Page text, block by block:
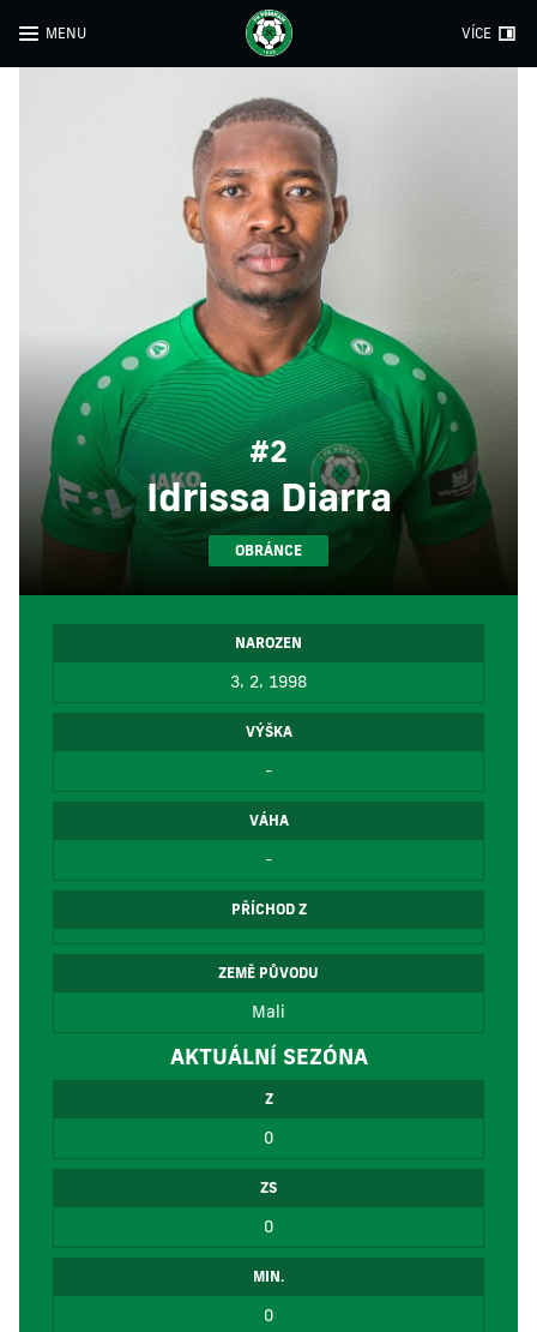
MENU VÍCE
#2
Idrissa Diarra
OBRÁNCE
NAROZEN
3. 2. 1998
VÝŠKA
-
VÁHA
-
PŘÍCHOD Z
ZEMĚ PŮVODU
Mali
AKTUÁLNÍ SEZÓNA
Z
0
ZS
0
MIN.
0